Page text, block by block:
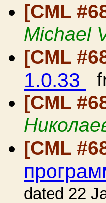
[CML
Michael
[CML
1.0.33
[CML
[CML
dated 22